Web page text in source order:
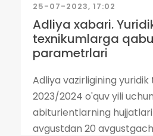
25-07-2023, 17:02
Adliya xabari.
texnikumlarga
parametrlari
Adliya vazirligining
2023/2024 o'quv yili uchun
abiturientlarning hujjatlari
avgustdan 20